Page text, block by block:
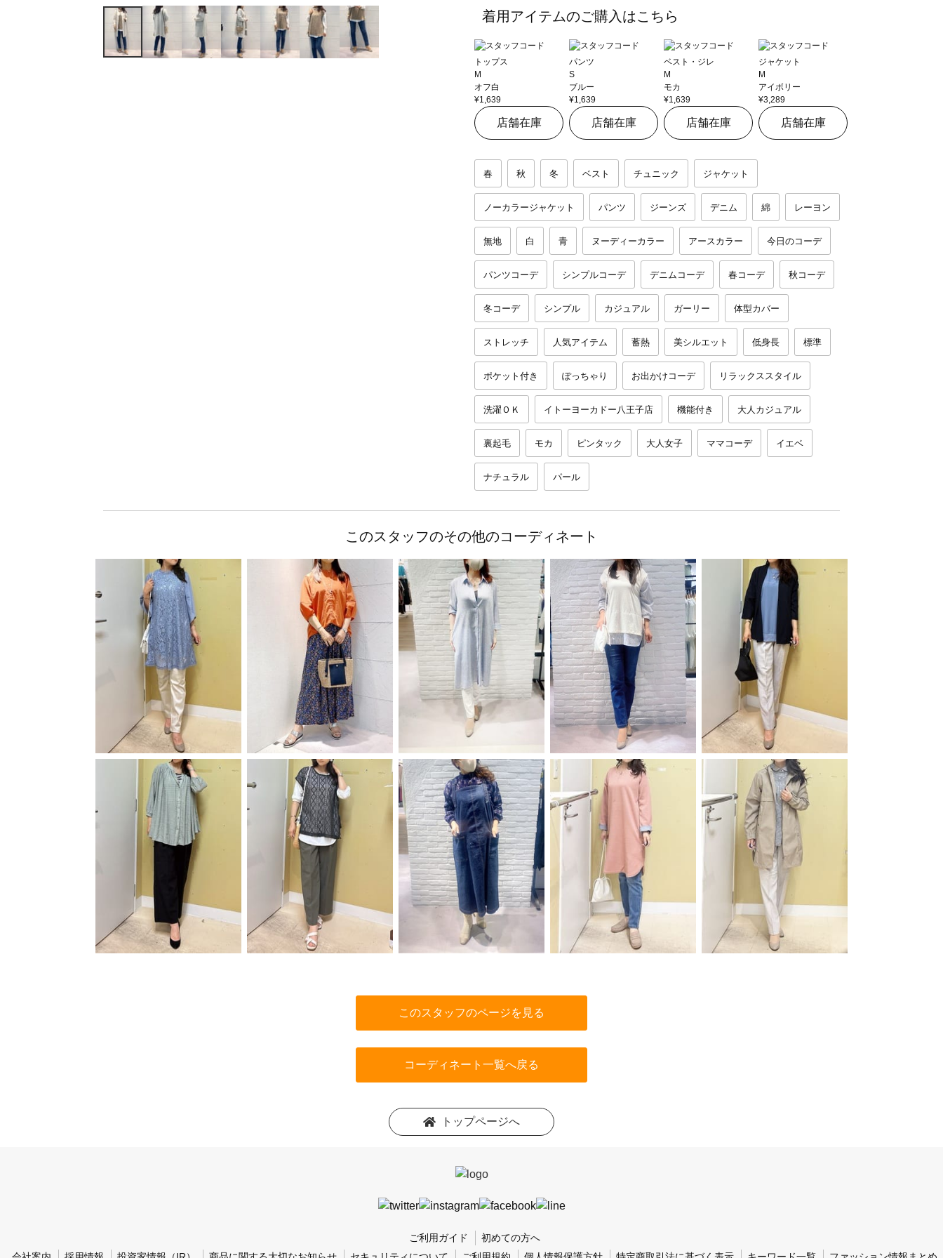
着用アイテムのご購入はこちら
トップス
M
オフ白
¥1,639
店舗在庫
パンツ
S
ブルー
¥1,639
店舗在庫
ベスト・ジレ
M
モカ
¥1,639
店舗在庫
ジャケット
M
アイボリー
¥3,289
店舗在庫
春 秋 冬 ベスト チュニック ジャケット
ノーカラージャケット パンツ ジーンズ デニム 綿 レーヨン
無地 白 青 ヌーディーカラー アースカラー 今日のコーデ
パンツコーデ シンプルコーデ デニムコーデ 春コーデ 秋コーデ
冬コーデ シンプル カジュアル ガーリー 体型カバー
ストレッチ 人気アイテム 蓄熱 美シルエット 低身長 標準
ポケット付き ぽっちゃり お出かけコーデ リラックススタイル
洗濯ＯＫ イトーヨーカドー八王子店 機能付き 大人カジュアル
裏起毛 モカ ピンタック 大人女子 ママコーデ イエベ
ナチュラル パール
このスタッフのその他のコーディネート
このスタッフのページを見る
コーディネート一覧へ戻る
トップページへ
ご利用ガイド
初めての方へ